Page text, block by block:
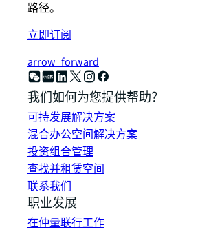
路径。
立即订阅
arrow_forward
我们如何为您提供帮助？
可持发展解决方案
混合办公空间解决方案
投资组合管理
查找并租赁空间
联系我们
职业发展
在仲量联行工作